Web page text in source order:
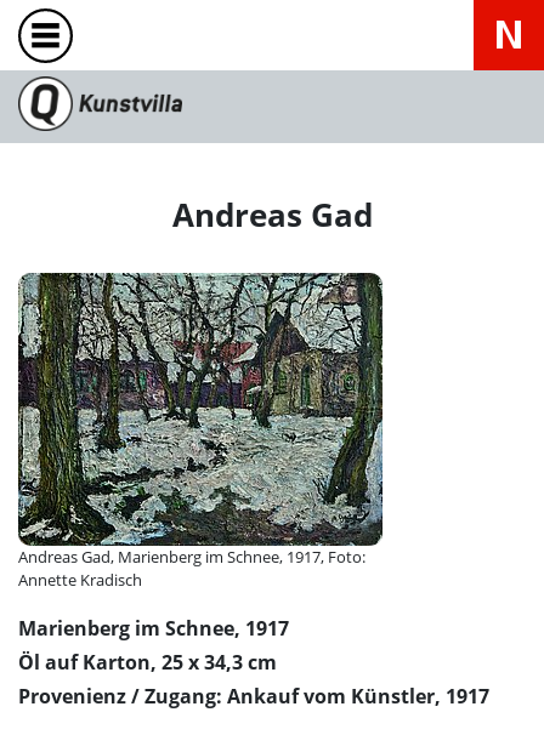
Andreas Gad
Andreas Gad, Marienberg im Schnee, 1917, Foto:
Annette Kradisch
Marienberg im Schnee, 1917
Öl auf Karton, 25 x 34,3 cm
Provenienz / Zugang: Ankauf vom Künstler, 1917